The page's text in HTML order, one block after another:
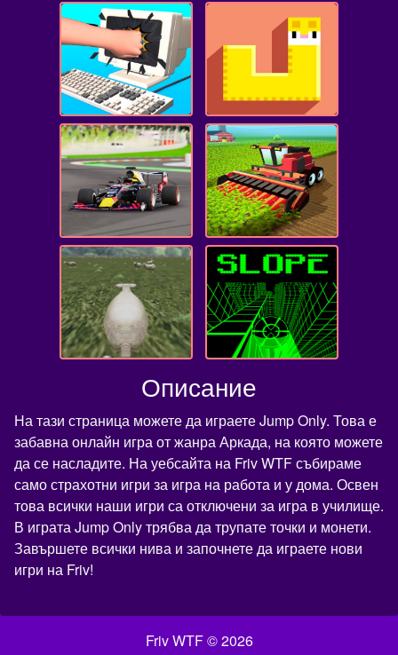
Описание
На тази страница можете да играете Jump Only. Това е
забавна онлайн игра от жанра Аркада, на която можете
да се насладите. На уебсайта на Friv WTF събираме
само страхотни игри за игра на работа и у дома. Освен
това всички наши игри са отключени за игра в училище.
В играта Jump Only трябва да трупате точки и монети.
Завършете всички нива и започнете да играете нови
игри на Friv!
Friv WTF © 2026